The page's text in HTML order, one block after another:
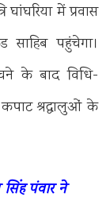
में प्रवास
साहिब पहुंचेगा।
के बाद विधि-
श्रद्धालुओं के
पंवार ने